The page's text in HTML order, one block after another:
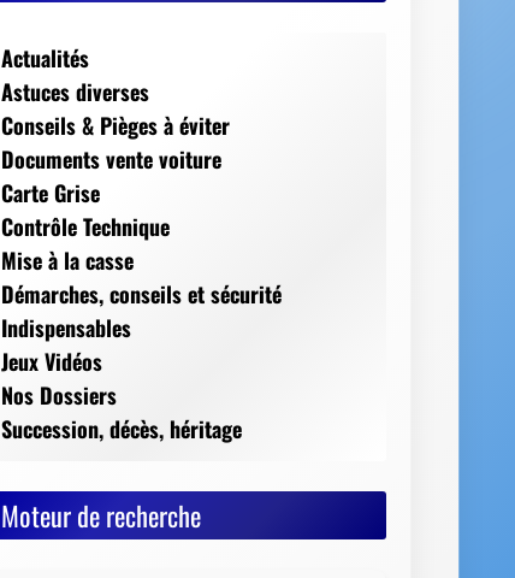
Actualités
Astuces diverses
Conseils & Pièges à éviter
Documents vente voiture
Carte Grise
Contrôle Technique
Mise à la casse
Démarches, conseils et sécurité
Indispensables
Jeux Vidéos
Nos Dossiers
Succession, décès, héritage
Moteur de recherche